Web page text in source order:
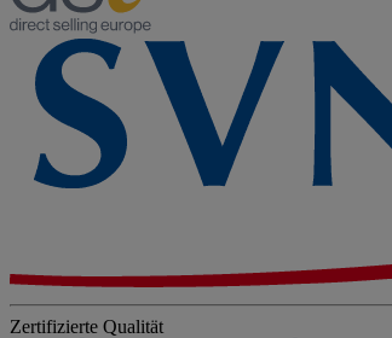
Zertifizierte Qualität